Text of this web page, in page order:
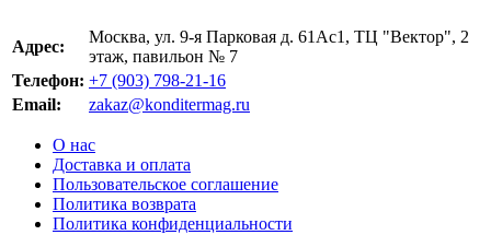
Адрес:
Москва, ул. 9-я Парковая д. 61Ас1, ТЦ "Вектор", 2
этаж, павильон № 7
Телефон: +7 (903) 798-21-16
Email:
zakaz@konditermag.ru
О нас
Доставка и оплата
Пользовательское соглашение
Политика возврата
Политика конфиденциальности